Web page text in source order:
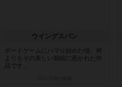
ウイングスパン
ボードゲームにハマり始めた頃、何
よりもその美しい箱絵に惹かれた作
品です...